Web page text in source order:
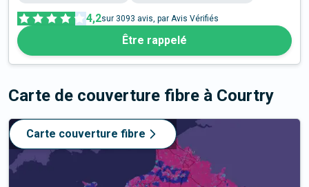
4,2sur 3093 avis, par Avis Vérifiés
Être rappelé
Carte de couverture fibre à Courtry
Carte couverture fibre